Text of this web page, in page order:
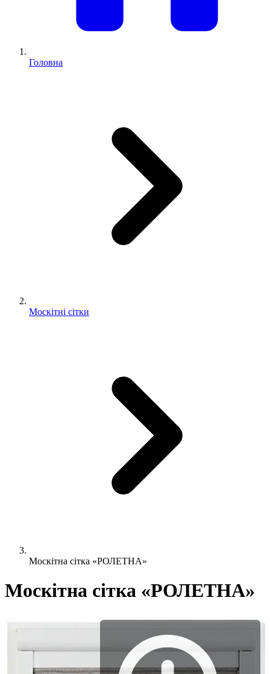
Головна
Москітні сітки
Москітна сітка «РОЛЕТНА»
Москітна сітка «РОЛЕТНА»